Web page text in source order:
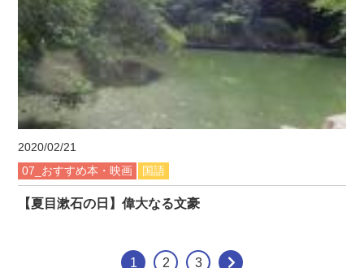
2020/02/21
07_おすすめ本・映画
国語
【夏目漱石の日】偉大なる文豪
1 2 3